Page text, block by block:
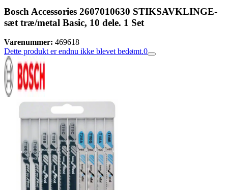
Bosch Accessories 2607010630 STIKSAVKLINGE-
sæt træ/metal Basic, 10 dele. 1 Set
Varenummer: 469618
Dette produkt er endnu ikke blevet bedømt.0